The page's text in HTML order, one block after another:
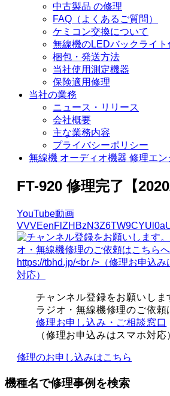
中古製品 の修理
FAQ（よくあるご質問）
ケミコン交換について
無線機のLEDバックライト
梱包・発送方法
当社使用測定機器
保険適用修理
当社の業務
ニュース・リリース
会社概要
主な業務内容
プライバシーポリシー
無線機 オーディオ機器 修理エン
FT-920 修理完了【
YouTube動画
チャンネル登録をお願いしま
ラジオ・無線機修理のご依
修理お申し込み・ご相談窓口
（修理お申込みはスマホ対応
修理のお申し込みはこちら
機種名で修理事例を検索